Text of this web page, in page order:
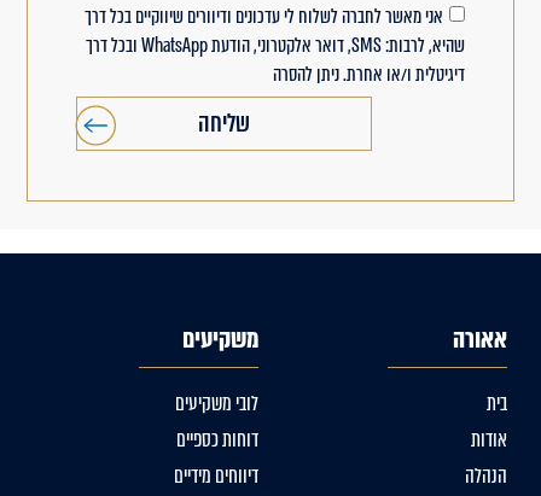
אני מאשר לחברה לשלוח לי עדכונים ודיוורים שיווקיים בכל דרך
שהיא, לרבות: SMS, דואר אלקטרוני, הודעת WhatsApp ובכל דרך
דיגיטלית ו/או אחרת. ניתן להסרה
שליחה
אאורה
בית
אודות
הנהלה
משקיעים
לובי משקיעים
דוחות כספיים
דיווחים מידיים